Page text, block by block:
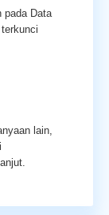
pada Data
lain,